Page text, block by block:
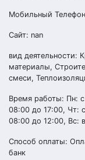
Мобильный
Сайт: nan
вид деятельности:
материалы,
смеси,
Время работы: Пн:
08:00 до 17:00, Чт:
08:00 до 12:00, Вс:
Способ оплаты:
банк